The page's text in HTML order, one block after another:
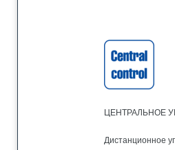
ЦЕНТРАЛЬНОЕ
Дистанционное